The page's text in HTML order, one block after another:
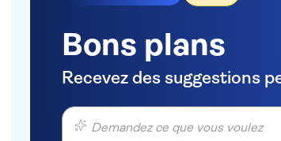
Bons plans
Recevez des suggestions
Demandez ce que vous voulez